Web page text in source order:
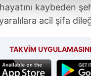
çeşitli kişisel verileriniz
Diğer çerezler,
aşağıda yer
Çerez Bilgilendirme
kaybeden
acil şifa
TAKVİM